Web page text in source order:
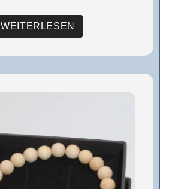
WEITERLESEN